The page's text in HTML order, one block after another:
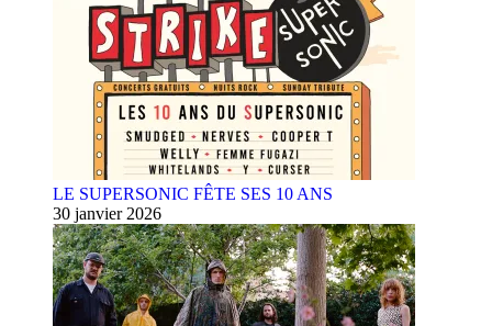
LE SUPERSONIC FÊTE SES 10 ANS
30 janvier 2026